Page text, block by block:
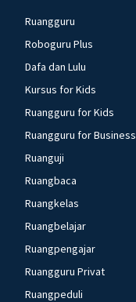
Ruangguru
Roboguru Plus
Dafa dan Lulu
Kursus for Kids
Ruangguru for Kids
Ruangguru for Business
Ruanguji
Ruangbaca
Ruangkelas
Ruangbelajar
Ruangpengajar
Ruangguru Privat
Ruangpeduli